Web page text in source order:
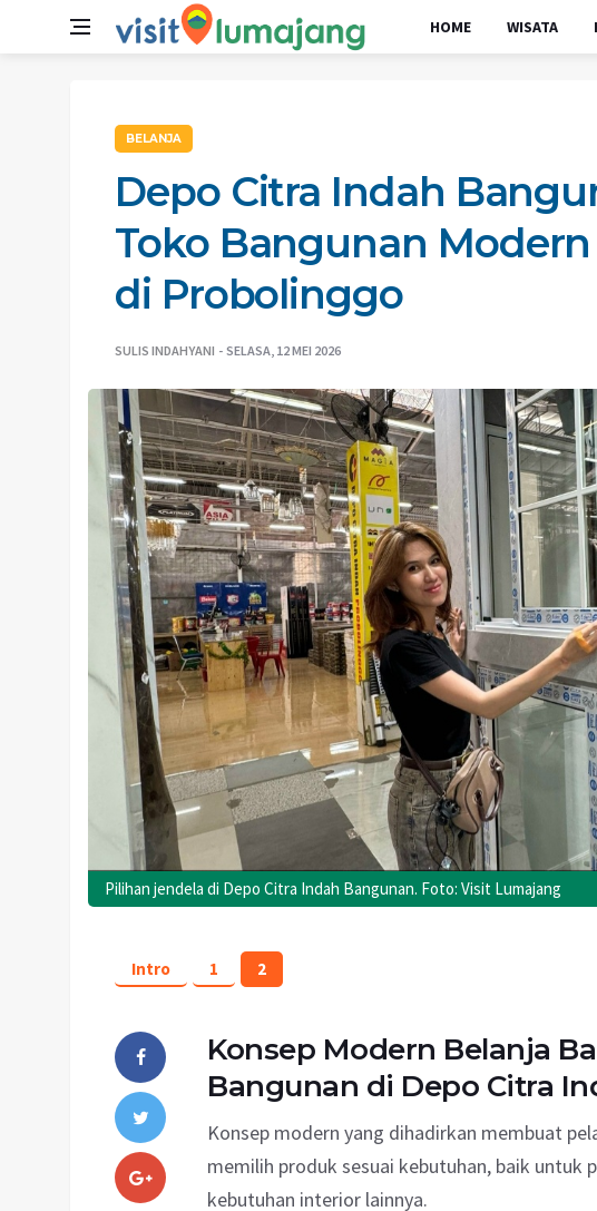
HOME WISATA
BELANJA
Depo Citra Indah
Toko Bangunan
di Probolinggo
SULIS INDAHYANI SELASA, 12 MEI 2026
Pilihan jendela di Depo Citra Indah Bangunan. Foto: Visit Lumajang
Intro 1 2
Konsep Modern Belanja
Bangunan di Depo Citra
Konsep modern yang dihadirkan membuat
memilih produk sesuai kebutuhan, baik untuk
kebutuhan interior lainnya.